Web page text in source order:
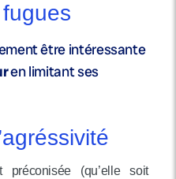
être intéressante
en limitant ses
préconisée (qu’elle soit